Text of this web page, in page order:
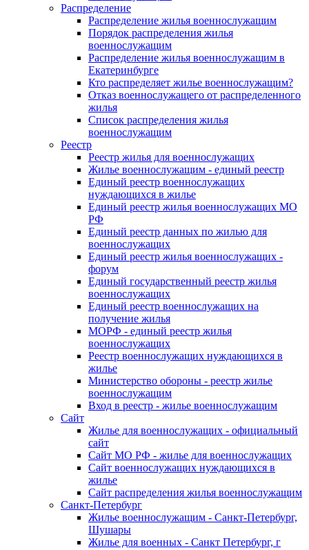
Распределение
Распределение жилья военнослужащим
Порядок распределения жилья
военнослужащим
Распределение жилья военнослужащим в
Екатеринбурге
Кто распределяет жилье военнослужащим?
Отказ военнослужащего от распределенного
жилья
Список распределения жилья
военнослужащим
Реестр
Реестр жилья для военнослужащих
Жилье военнослужащим - единый реестр
Единый реестр военнослужащих
нуждающихся в жилье
Единый реестр жилья военнослужащих МО
РФ
Единый реестр данных по жилью для
военнослужащих
Единый реестр жилья военнослужащих -
форум
Единый государственный реестр жилья
военнослужащих
Единый реестр военнослужащих на
получение жилья
МОРФ - единый реестр жилья
военнослужащих
Реестр военнослужащих нуждающихся в
жилье
Министерство обороны - реестр жилье
военнослужащим
Вход в реестр - жилье военнослужащим
Сайт
Жилье для военнослужащих - официальный
сайт
Сайт МО РФ - жилье для военнослужащих
Сайт военнослужащих нуждающихся в
жилье
Сайт распределения жилья военнослужащим
Санкт-Петербург
Жилье военнослужащим - Санкт-Петербург,
Шушары
Жилье для военных - Санкт Петербург, г